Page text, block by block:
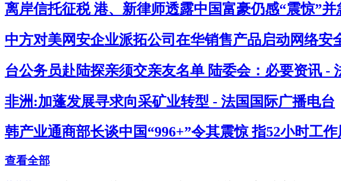
离岸信托征税 港、新律师透露中国富豪仍感“震惊”
中方对美网安企业派拓公司在华销售产品启动网络安
台公务员赴陆探亲须交亲友名单 陆委会：必要资讯 -
非洲:加蓬发展寻求向采矿业转型 - 法国国际广播电台
韩产业通商部长谈中国“996+”令其震惊 指52小时工
查看全部